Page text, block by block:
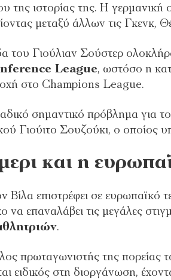
της ιστορίας της. Η
μεταξύ άλλων τις Γκενκ,
του Γιούλιαν Σούστερ
League, ωστόσο η
στο Champions League.
σημαντικό πρόβλημα για
Γιούιτο Σουζούκι, ο οποίος
και η
Βίλα επιστρέφει σε ευρωπαϊκό
να επαναλάβει τις μεγάλες
.
πρωταγωνιστής της πορείας
ειδικός στη διοργάνωση,